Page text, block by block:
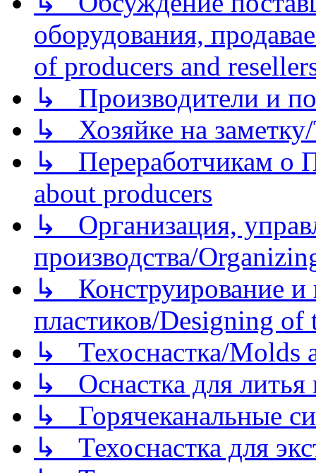
оборудования,
of producers and
↳ Производители и
↳ Хозяйке на
↳ Переработчикам о
about producers
↳ Организация,
производства/
↳ Конструирование и
пластиков/Designing of
↳ Техоснастка/Molds
↳ Оснастка для литья
↳ Горячеканальные
↳ Техоснастка для